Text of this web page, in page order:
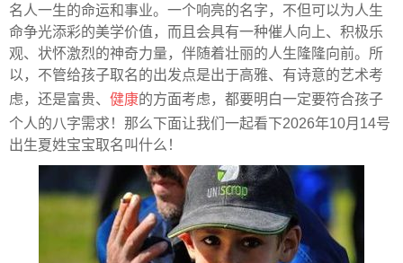
名人一生的命运和事业。一个响亮的名字，不但可以为人生
命争光添彩的美学价值，而且会具有一种催人向上、积极乐
观、状怀激烈的神奇力量，伴随着壮丽的人生隆隆向前。所
以，不管给孩子取名的出发点是出于高雅、有诗意的艺术考
虑，还是富贵、 健康的方面考虑，都要明白一定要符合孩子
个人的八字需求！那么下面让我们一起看下2026年10月14号
出生夏姓宝宝取名叫什么！